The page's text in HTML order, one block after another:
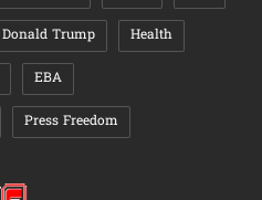
Donald Trump Health
EBA
Press Freedom